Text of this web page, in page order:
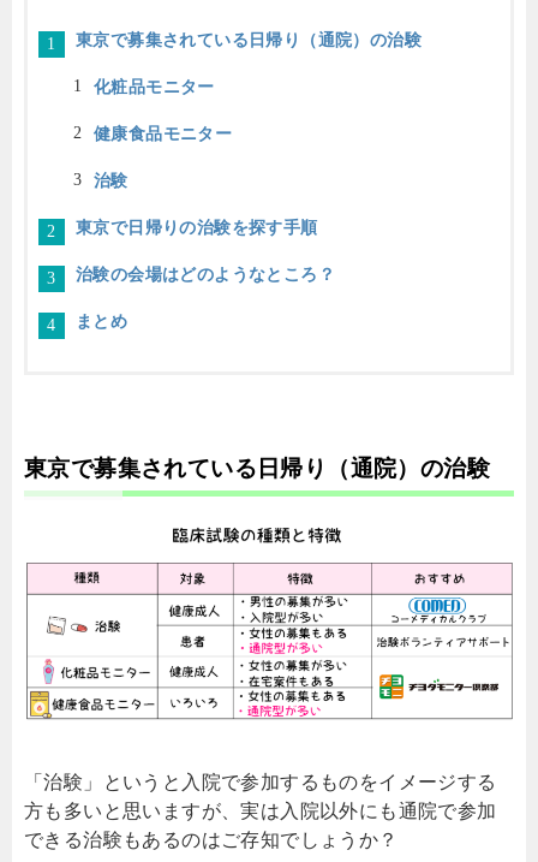
東京で募集されている日帰り（通院）の治験
化粧品モニター
健康食品モニター
治験
東京で日帰りの治験を探す手順
治験の会場はどのようなところ？
まとめ
東京で募集されている日帰り（通院）の治験
「治験」というと入院で参加するものをイメージする
方も多いと思いますが、実は入院以外にも通院で参加
できる治験もあるのはご存知でしょうか？